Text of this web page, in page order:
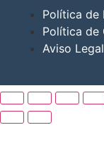
Política de
Política de
Aviso Legal